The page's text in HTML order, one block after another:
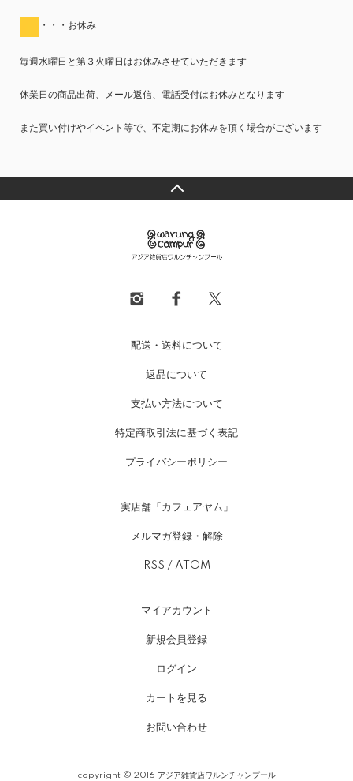
・・・お休み
毎週水曜日と第３火曜日はお休みさせていただきます
休業日の商品出荷、メール返信、電話受付はお休みとなります
また買い付けやイベント等で、不定期にお休みを頂く場合がございます
配送・送料について
返品について
支払い方法について
特定商取引法に基づく表記
プライバシーポリシー
実店舗「カフェアヤム」
メルマガ登録・解除
RSS / ATOM
マイアカウント
新規会員登録
ログイン
カートを見る
お問い合わせ
copyright © 2016 アジア雑貨店ワルンチャンプール